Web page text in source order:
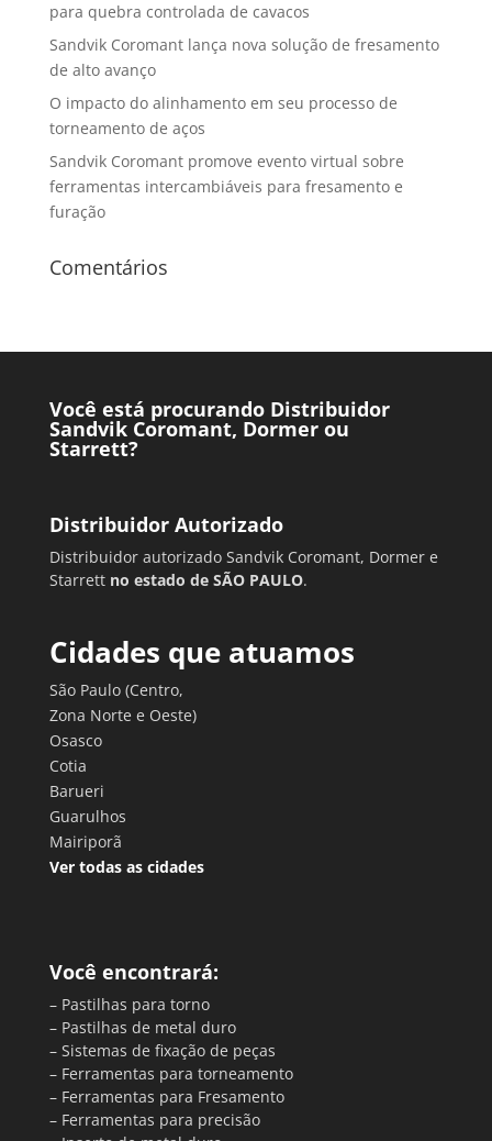
para quebra controlada de cavacos
Sandvik Coromant lança nova solução de fresamento
de alto avanço
O impacto do alinhamento em seu processo de
torneamento de aços
Sandvik Coromant promove evento virtual sobre
ferramentas intercambiáveis para fresamento e
furação
Comentários
Você está procurando Distribuidor
Sandvik Coromant, Dormer ou
Starrett?
Distribuidor Autorizado
Distribuidor autorizado Sandvik Coromant, Dormer e
Starrett no estado de SÃO PAULO.
Cidades que atuamos
São Paulo (Centro,
Zona Norte e Oeste)
Osasco
Cotia
Barueri
Guarulhos
Mairiporã
Ver todas as cidades
Você encontrará:
– Pastilhas para torno
– Pastilhas de metal duro
– Sistemas de fixação de peças
– Ferramentas para torneamento
– Ferramentas para Fresamento
– Ferramentas para precisão